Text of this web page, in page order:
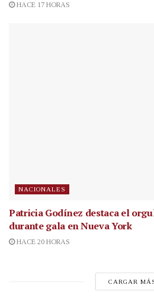
HACE 17 HORAS
NACIONALES
Patricia Godínez destaca el
durante gala en Nueva York
HACE 20 HORAS
CARGAR